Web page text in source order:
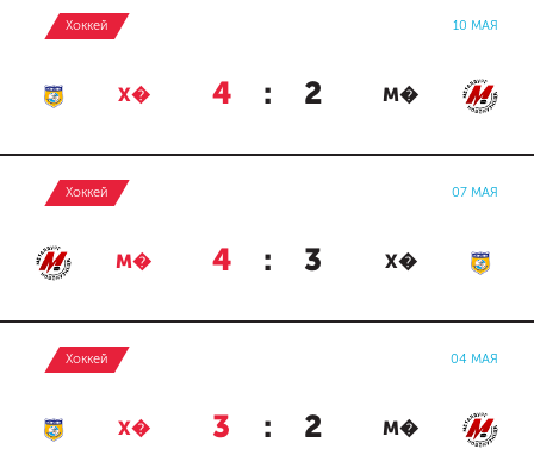
Хоккей 10 МАЯ
Х� 4 : 2 М�
Хоккей 07 МАЯ
М� 4 : 3 Х�
Хоккей 04 МАЯ
Х� 3 : 2 М�